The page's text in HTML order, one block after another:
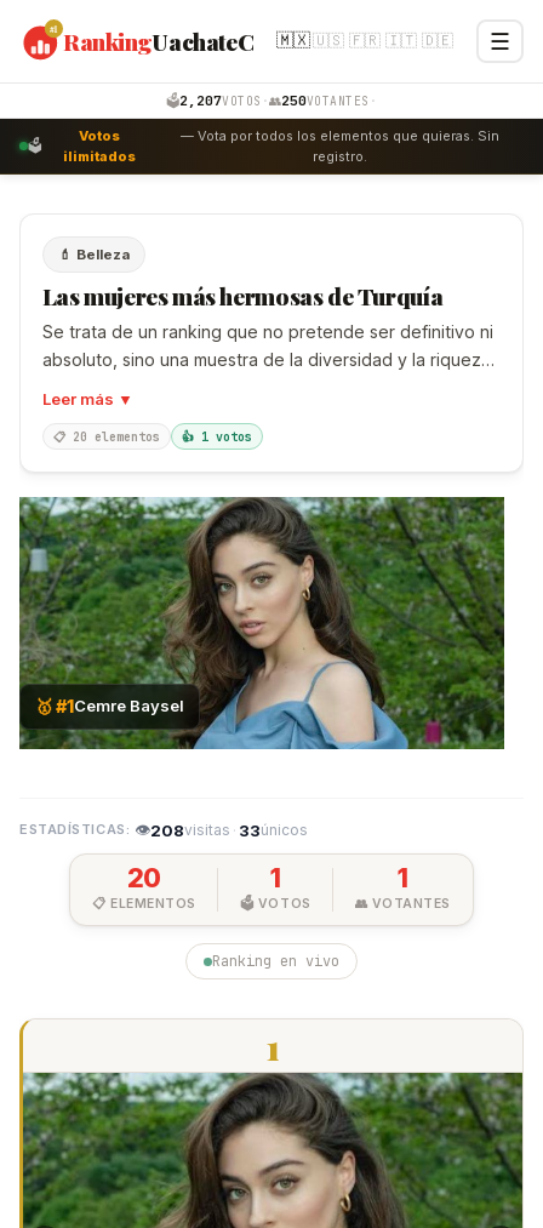
#1 RankingUachateC 🇲🇽🇺🇸 🇫🇷 🇮🇹 🇩🇪 ☰
Emprende
Negocio
Productos
Turismo
English
🗳️2,207VOTOS ·👥250VOTANTES ·
🗳️
Votos
ilimitados
— Vota por todos los elementos que quieras. Sin
registro.
💄 Belleza
Las mujeres más hermosas de Turquía
Se trata de un ranking que no pretende ser definitivo ni
absoluto, sino una muestra de la diversidad y la riqueza
Leer más ▼
📋 20 elementos 👍 1 votos
🥇 #1Cemre Baysel
👁208visitas · 33únicos
20
📋 ELEMENTOS
1
🗳️ VOTOS
1
👥 VOTANTES
Ranking en vivo
1